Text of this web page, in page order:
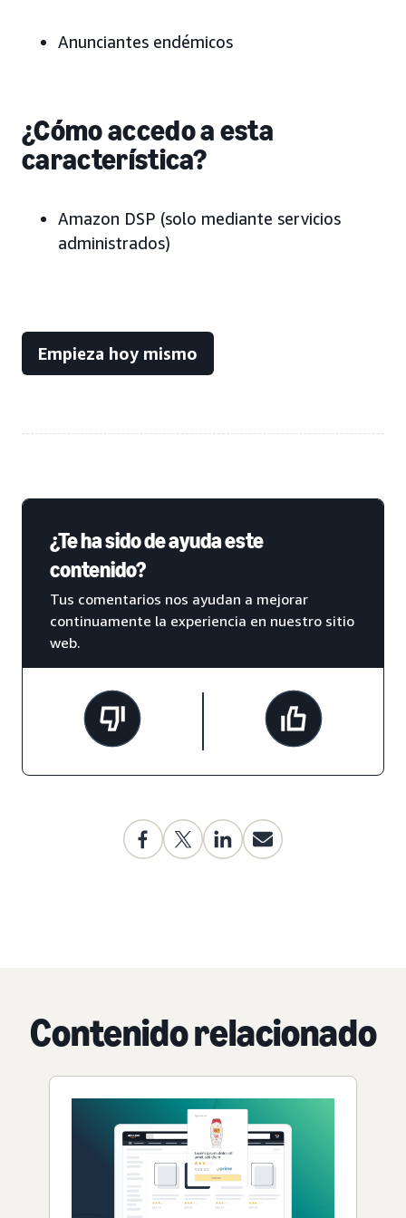
Anunciantes endémicos
¿Cómo accedo a esta
característica?
Amazon DSP (solo mediante servicios
administrados)
Empieza hoy mismo
¿Te ha sido de ayuda este
contenido?
Tus comentarios nos ayudan a mejorar
continuamente la experiencia en nuestro sitio
web.
Contenido relacionado